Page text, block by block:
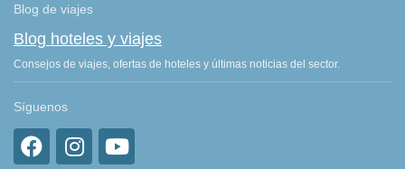
Blog de viajes
Blog hoteles y viajes
Consejos de viajes, ofertas de hoteles y últimas noticias del sector.
Síguenos